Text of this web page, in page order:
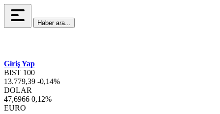
Haber ara...
Giriş Yap
BIST 100
13.779,39 -0,14%
DOLAR
47,6966 0,12%
EURO